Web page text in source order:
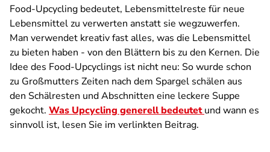
Food-Upcycling bedeutet, Lebensmittelreste für neue
Lebensmittel zu verwerten anstatt sie wegzuwerfen.
Man verwendet kreativ fast alles, was die Lebensmittel
zu bieten haben - von den Blättern bis zu den Kernen. Die
Idee des Food-Upcyclings ist nicht neu: So wurde schon
zu Großmutters Zeiten nach dem Spargel schälen aus
den Schälresten und Abschnitten eine leckere Suppe
gekocht. Was Upcycling generell bedeutetund wann es
sinnvoll ist, lesen Sie im verlinkten Beitrag.